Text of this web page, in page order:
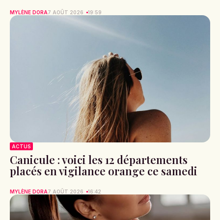
MYLÈNE DORA7 AOÛT 2026 19:59
ACTUS
Canicule : voici les 12 départements
placés en vigilance orange ce samedi
MYLÈNE DORA7 AOÛT 2026 16:42